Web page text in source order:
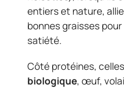
entiers et nature,
bonnes graisses
satiété.
Côté protéines,
biologique, œuf,